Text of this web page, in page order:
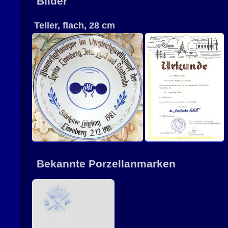
Teller, flach, 28 cm
Bekannte Porzellanmarken